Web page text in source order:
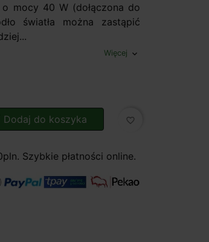
mocy 40 W (dołączona do
światła można zastąpić
Więcej expand_more
Dodaj do koszyka favorite_border
Szybkie płatności online.